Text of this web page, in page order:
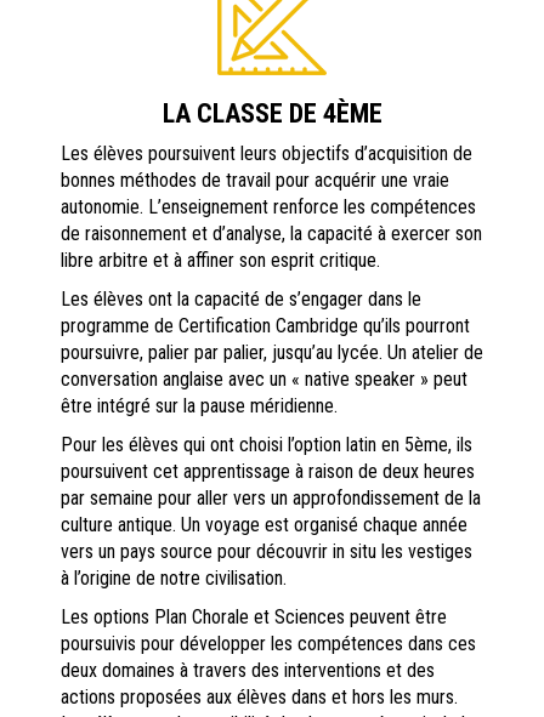
LA CLASSE DE 4ÈME
Les élèves poursuivent leurs objectifs d’acquisition de
bonnes méthodes de travail pour acquérir une vraie
autonomie. L’enseignement renforce les compétences
de raisonnement et d’analyse, la capacité à exercer son
libre arbitre et à affiner son esprit critique.
Les élèves ont la capacité de s’engager dans le
programme de Certification Cambridge qu’ils pourront
poursuivre, palier par palier, jusqu’au lycée. Un atelier de
conversation anglaise avec un « native speaker » peut
être intégré sur la pause méridienne.
Pour les élèves qui ont choisi l’option latin en 5ème, ils
poursuivent cet apprentissage à raison de deux heures
par semaine pour aller vers un approfondissement de la
culture antique. Un voyage est organisé chaque année
vers un pays source pour découvrir in situ les vestiges
à l’origine de notre civilisation.
Les options Plan Chorale et Sciences peuvent être
poursuivis pour développer les compétences dans ces
deux domaines à travers des interventions et des
actions proposées aux élèves dans et hors les murs.